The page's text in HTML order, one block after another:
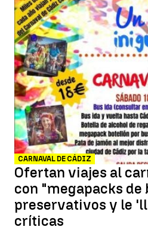
CARNAVAL DE CÁDIZ
Ofertan viajes al
con "megapacks de
preservativos y le
críticas